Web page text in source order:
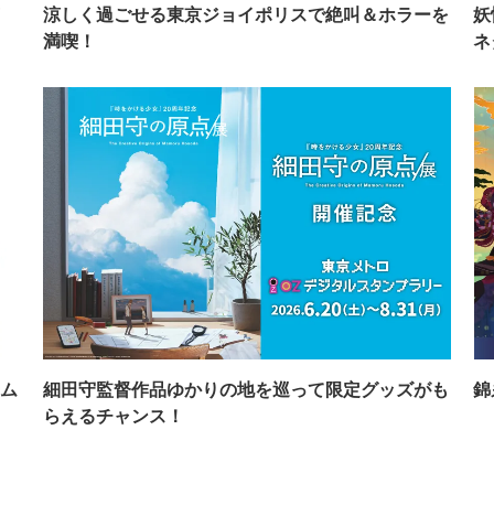
涼しく過ごせる東京ジョイポリスで絶叫＆ホラーを
満喫！
細田守監督作品ゆかりの地を巡って限定グッズがも
らえるチャンス！